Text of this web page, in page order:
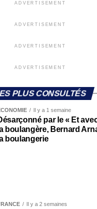
ADVERTISEMENT
ADVERTISEMENT
ADVERTISEMENT
ADVERTISEMENT
PLUS CONSULTÉS
Il y a 1 semaine
par le « Et
boulangère, Bernard
boulangerie
Il y a 2 semaines